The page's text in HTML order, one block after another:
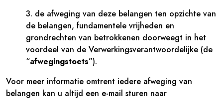
3. de afweging van deze belangen ten opzichte van
de belangen, fundamentele vrijheden en
grondrechten van betrokkenen doorweegt in het
voordeel van de Verwerkingsverantwoordelijke (de
“afwegingstoets”).
Voor meer informatie omtrent iedere afweging van
belangen kan u altijd een e-mail sturen naar